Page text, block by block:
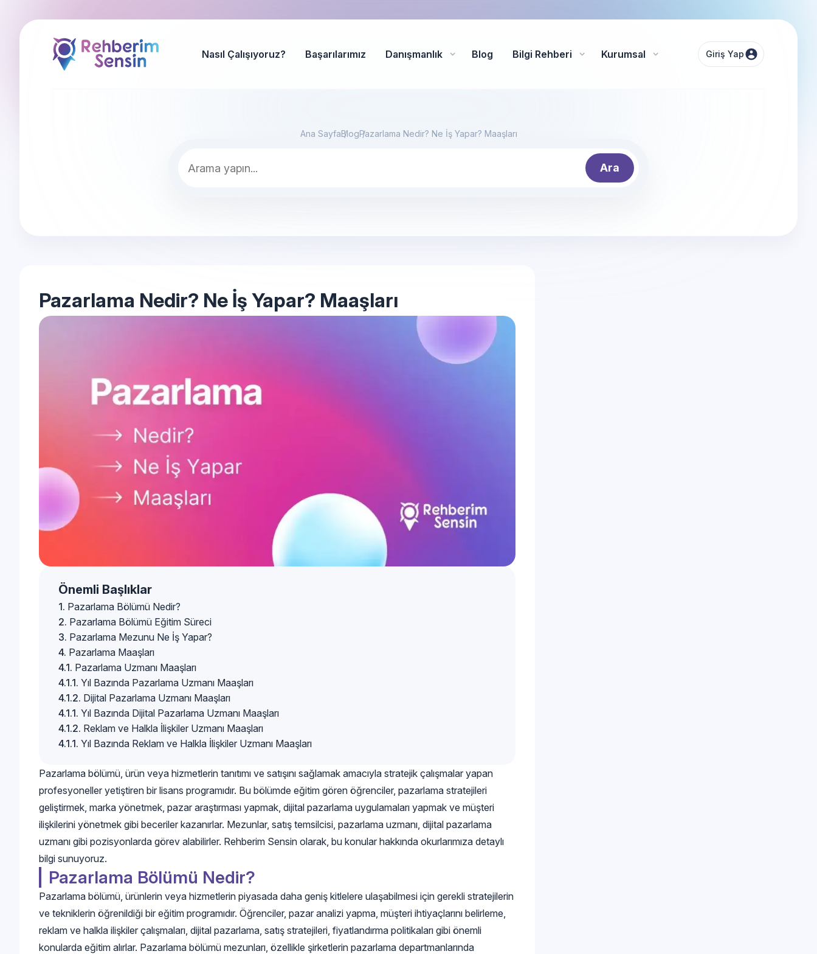
Nasıl Çalışıyoruz? Başarılarımız Danışmanlık Blog Bilgi Rehberi Kurumsal Giriş Yap
Ana SayfaBlogPazarlama Nedir? Ne İş Yapar? Maaşları
Ara
Pazarlama Nedir? Ne İş Yapar? Maaşları
Önemli Başlıklar
Pazarlama Bölümü Nedir?
Pazarlama Bölümü Eğitim Süreci
Pazarlama Mezunu Ne İş Yapar?
Pazarlama Maaşları
Pazarlama Uzmanı Maaşları
Yıl Bazında Pazarlama Uzmanı Maaşları
Dijital Pazarlama Uzmanı Maaşları
Yıl Bazında Dijital Pazarlama Uzmanı Maaşları
Reklam ve Halkla İlişkiler Uzmanı Maaşları
Yıl Bazında Reklam ve Halkla İlişkiler Uzmanı Maaşları
Pazarlama bölümü, ürün veya hizmetlerin tanıtımı ve satışını sağlamak amacıyla stratejik çalışmalar yapan
profesyoneller yetiştiren bir lisans programıdır. Bu bölümde eğitim gören öğrenciler, pazarlama stratejileri
geliştirmek, marka yönetmek, pazar araştırması yapmak, dijital pazarlama uygulamaları yapmak ve müşteri
ilişkilerini yönetmek gibi beceriler kazanırlar. Mezunlar, satış temsilcisi, pazarlama uzmanı, dijital pazarlama
uzmanı gibi pozisyonlarda görev alabilirler. Rehberim Sensin olarak, bu konular hakkında okurlarımıza detaylı
bilgi sunuyoruz.
Pazarlama Bölümü Nedir?
Pazarlama bölümü, ürünlerin veya hizmetlerin piyasada daha geniş kitlelere ulaşabilmesi için gerekli stratejilerin
ve tekniklerin öğrenildiği bir eğitim programıdır. Öğrenciler, pazar analizi yapma, müşteri ihtiyaçlarını belirleme,
reklam ve halkla ilişkiler çalışmaları, dijital pazarlama, satış stratejileri, fiyatlandırma politikaları gibi önemli
konularda eğitim alırlar. Pazarlama bölümü mezunları, özellikle şirketlerin pazarlama departmanlarında